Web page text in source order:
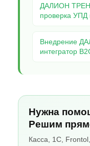
ДАЛИОН
проверка УПД
Внедрение
интегратор
Нужна
Решим
Касса, 1С,